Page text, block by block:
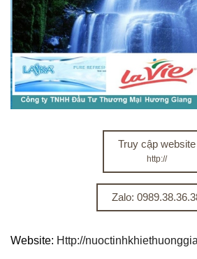
Truy cập website
http://
Zalo:
Website: Http://